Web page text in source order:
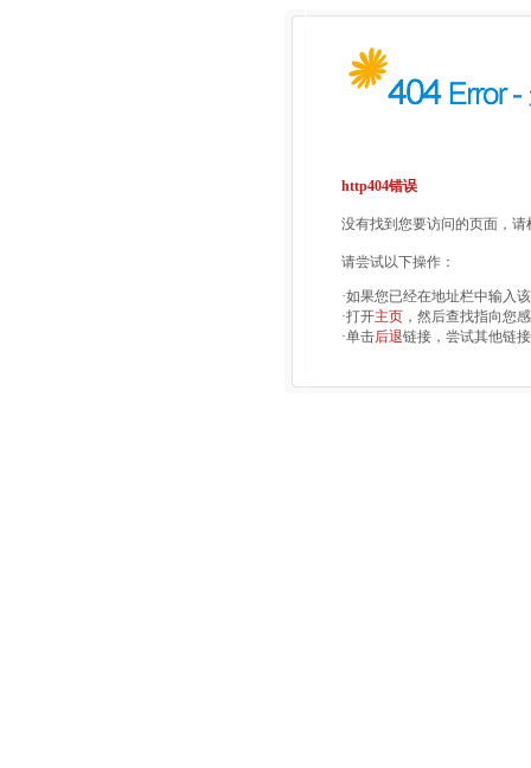
http404错误
没有找到您要访问的页面，
请尝试以下操作：
·如果您已经在地址栏中输入
·打开主页 ，然后查找指向您
·单击后退链接，尝试其他链